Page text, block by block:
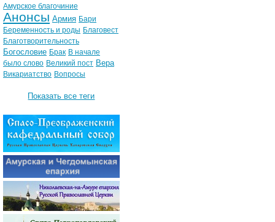
Амурское благочиние
Анонсы Армия Бари
Беременность и роды Благовест
Благотворительность
Богословие Брак В начале
было слово Великий пост Вера
Викариатство Вопросы
Показать все теги